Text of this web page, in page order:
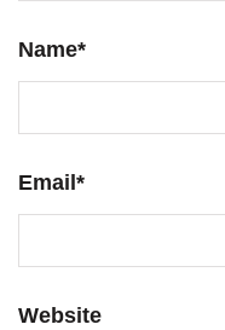
Name*
Email*
Website